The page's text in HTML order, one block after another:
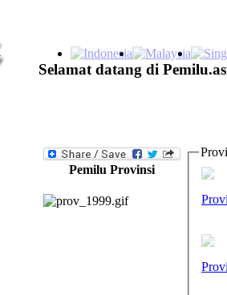
Selamat datang di
Pemilu Provinsi